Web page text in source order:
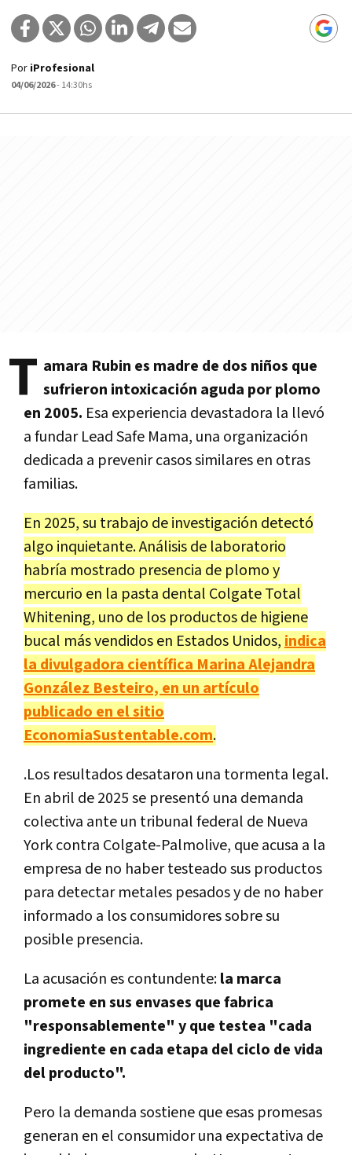
Por iProfesional
04/06/2026- 14:30hs
T amara Rubin es madre de dos niños que
sufrieron intoxicación aguda por plomo
en 2005. Esa experiencia devastadora la llevó
a fundar Lead Safe Mama, una organización
dedicada a prevenir casos similares en otras
familias.
En 2025, su trabajo de investigación detectó
algo inquietante. Análisis de laboratorio
habría mostrado presencia de plomo y
mercurio en la pasta dental Colgate Total
Whitening, uno de los productos de higiene
bucal más vendidos en Estados Unidos, indica
la divulgadora científica Marina Alejandra
González Besteiro, en un artículo
publicado en el sitio
EconomiaSustentable.com.
.Los resultados desataron una tormenta legal.
En abril de 2025 se presentó una demanda
colectiva ante un tribunal federal de Nueva
York contra Colgate-Palmolive, que acusa a la
empresa de no haber testeado sus productos
para detectar metales pesados y de no haber
informado a los consumidores sobre su
posible presencia.
La acusación es contundente:la marca
promete en sus envases que fabrica
"responsablemente" y que testea "cada
ingrediente en cada etapa del ciclo de vida
del producto".
Pero la demanda sostiene que esas promesas
generan en el consumidor una expectativa de